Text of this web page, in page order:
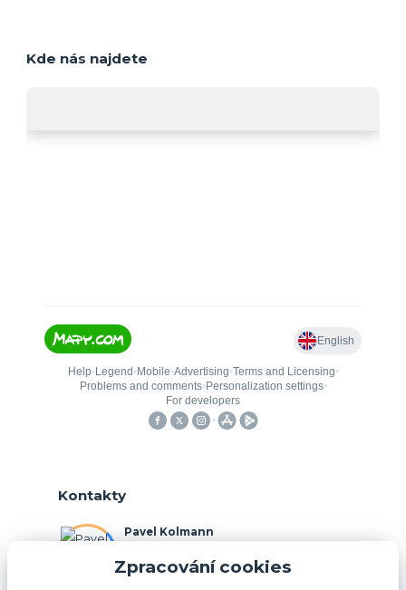
Kde nás najdete
Kontakty
Pavel Kolmann
(Po-Ne, 8:00-17:00 hod.)
Zpracování cookies